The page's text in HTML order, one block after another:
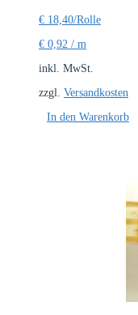
€ 18,40/Rolle
€ 0,92 / m
inkl. MwSt.
zzgl. Versandkosten
In den Warenkorb